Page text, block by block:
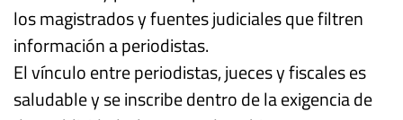
los magistrados y fuentes judiciales que filtren
información a periodistas.
El vínculo entre periodistas, jueces y fiscales es
saludable y se inscribe dentro de la exigencia de